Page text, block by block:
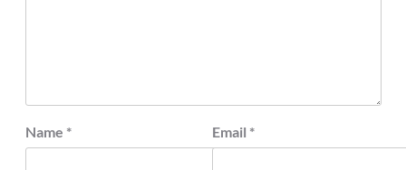
Name * Email *